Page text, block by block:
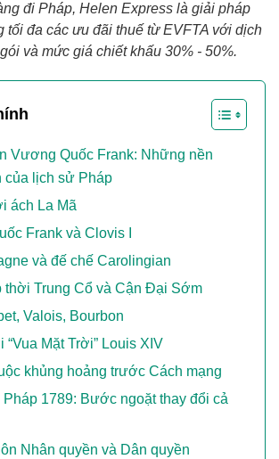
đi Pháp, Helen Express là giải pháp
tối đa các ưu đãi thuế từ EVFTA với dịch
và mức giá chiết khấu 30% - 50%.
Vương Quốc Frank: Những nền
của lịch sử Pháp
ách La Mã
Frank và Clovis I
và đế chế Carolingian
thời Trung Cổ và Cận Đại Sớm
Valois, Bourbon
“Vua Mặt Trời” Louis XIV
khủng hoảng trước Cách mạng
Pháp 1789: Bước ngoặt thay đổi cả
Nhân quyền và Dân quyền